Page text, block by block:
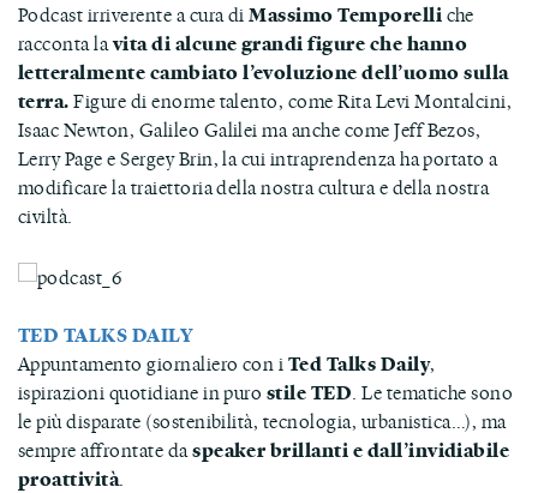
Podcast irriverente a cura diMassimo Temporelliche
racconta lavita di alcune grandi figureche hanno
letteralmente cambiato l’evoluzione dell’uomo sulla
terra.Figure di enorme talento, come Rita Levi Montalcini,
Isaac Newton, Galileo Galilei ma anche come Jeff Bezos,
Lerry Page e Sergey Brin, la cui intraprendenza ha portato a
modificare la traiettoria della nostra cultura e della nostra
civiltà.
TED TALKS DAILY
Appuntamento giornaliero con iTed Talks Daily,
ispirazioni quotidiane in puro stile TED. Le tematiche sono
le più disparate (sostenibilità, tecnologia, urbanistica…), ma
sempre affrontate daspeaker brillanti e dall’invidiabile
proattività.